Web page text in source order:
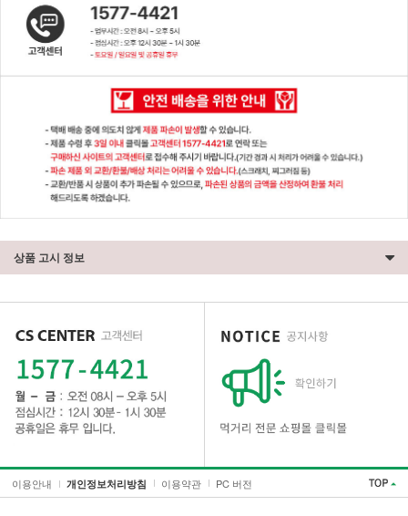
상품 고시 정보
이용안내 개인정보처리방침 이용약관 PC 버전